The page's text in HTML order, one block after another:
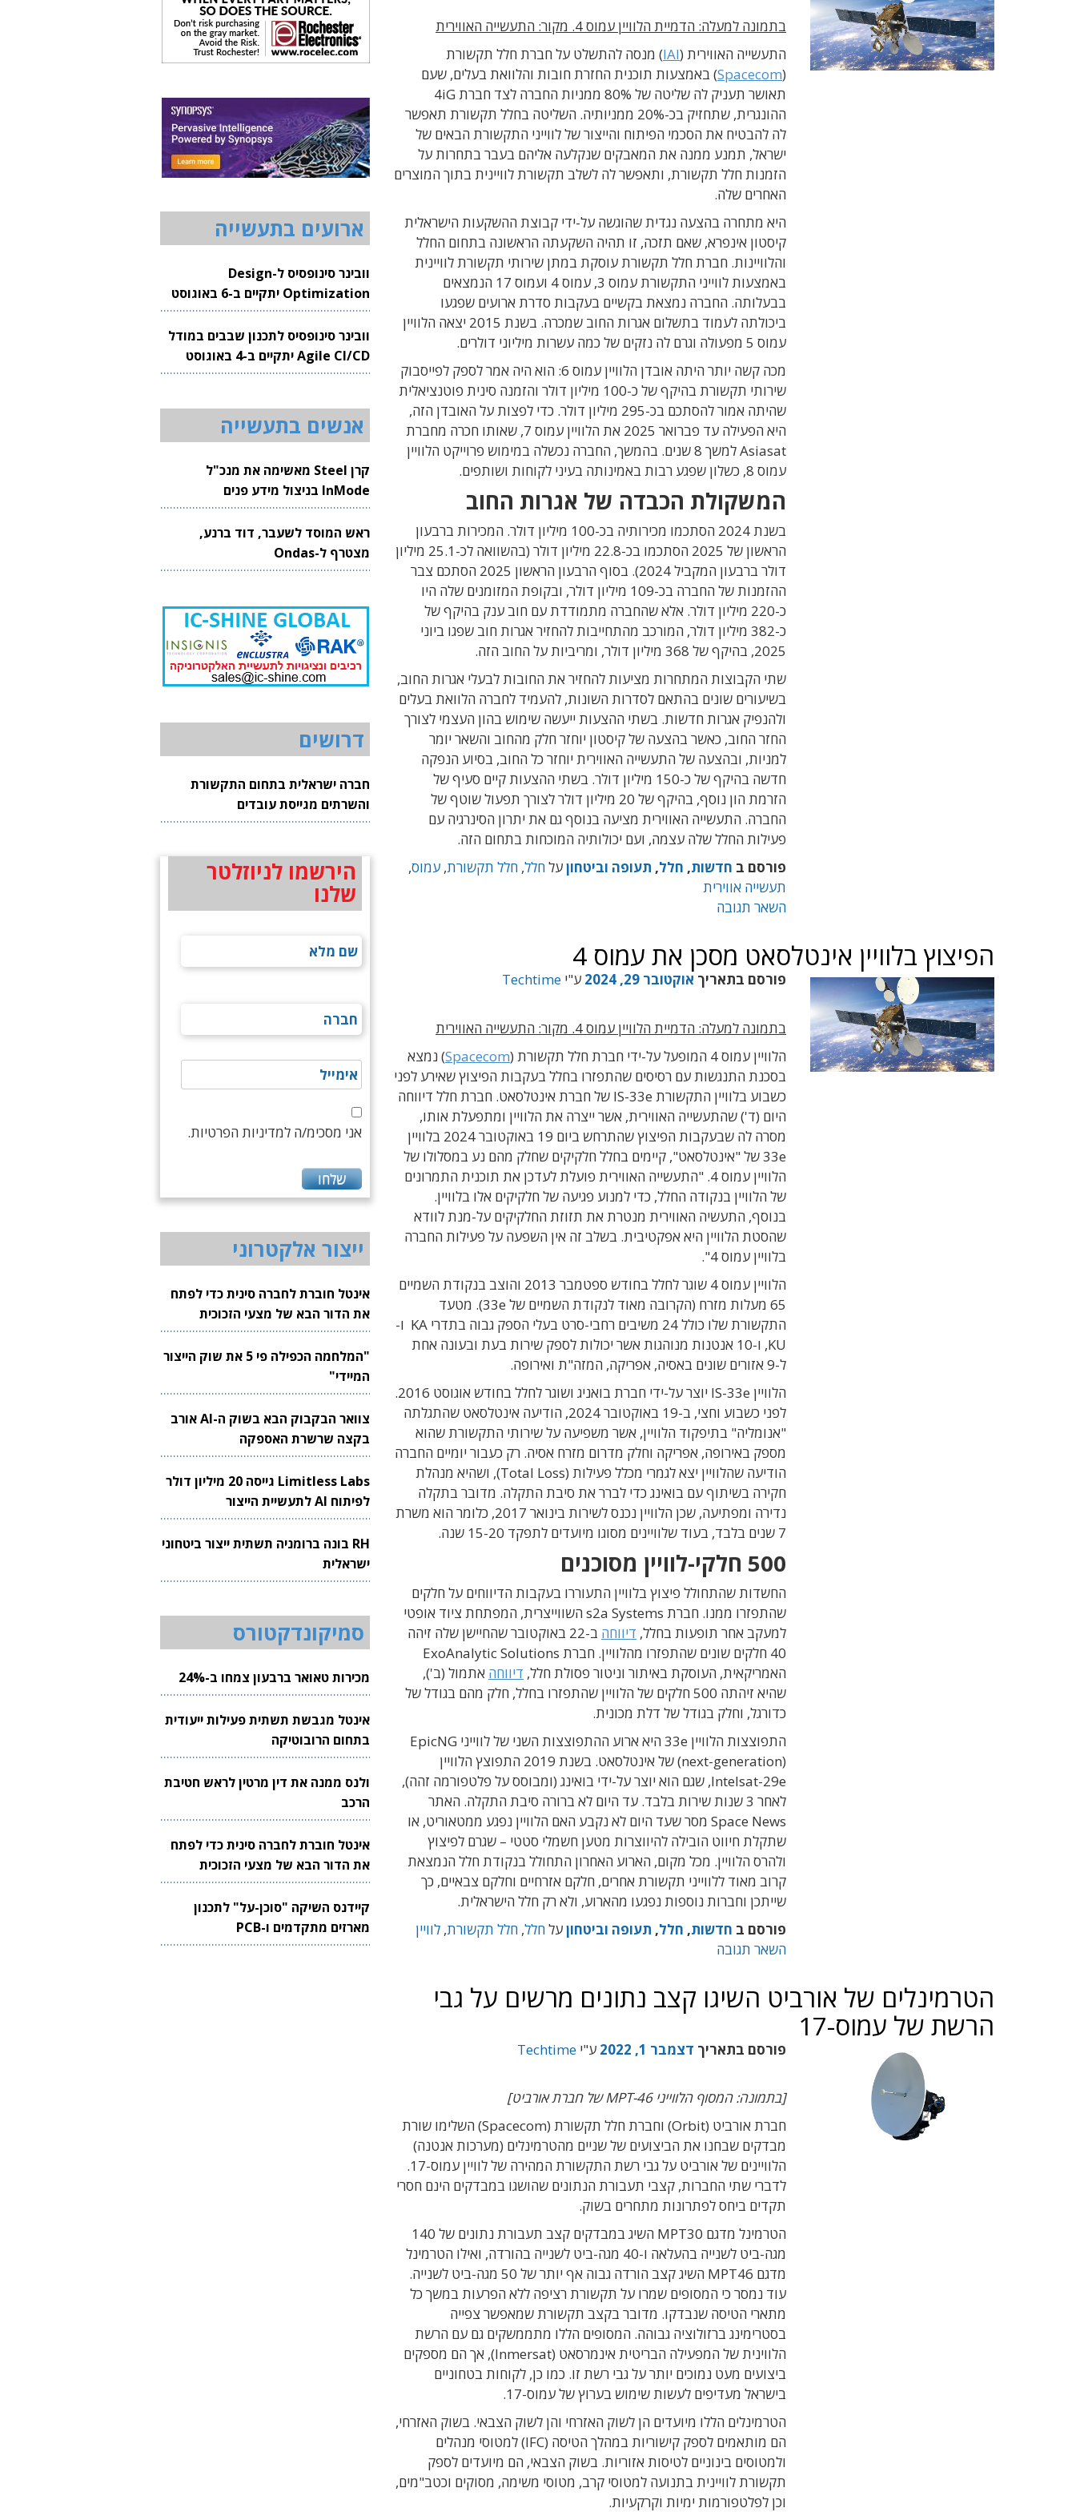
בתמונה למעלה: הדמיית הלוויין עמוס 4. מקור: התעשייה האווירית
התעשייה האווירית (IAI) מנסה להתשלט על חברת חלל תקשורת
(
Spacecom) באמצעות תוכנית החזרת חובות והלוואת בעלים, שעם
תאושר תעניק לה שליטה של 80% ממניות החברה לצד חברת 4iG
ההונגרית, שתחזיק בכ-20% ממניותיה. השליטה בחלל תקשורת תאפשר
לה להבטיח את הסכמי הפיתוח והייצור של לווייני התקשורת הבאים של
ישראל, תמנע ממנה את המאבקים שנקלעה אליהם בעבר בתחרות על
הזמנות חלל תקשורת, ותאפשר לה לשלב תקשורת לוויינית בתוך המוצרים
האחרים שלה.
היא מתחרה בהצעה נגדית שהוגשה על-ידי קבוצת ההשקעות הישראלית
קיסטון אינפרא, שאם תזכה, זו תהיה השקעתה הראשונה בתחום החלל
והלוויינות. חברת חלל תקשורת עוסקת במתן שירותי תקשורת לוויינית
באמצעות לווייני התקשורת עמוס 3, עמוס 4 ועמוס 17 הנמצאים
בבעלותה. החברה נמצאת בקשיים בעקבות סדרת ארועים שפגעו
ביכולתה לעמוד בתשלום אגרות החוב שמכרה. בשנת 2015 יצאה הלוויין
עמוס 5 מפעולה וגרם לה נזקים של כמה עשרות מיליוני דולרים.
מכה קשה יותר היתה אובדן הלוויין עמוס 6: הוא היה אמר לספק לפייסבוק
שירותי תקשורת בהיקף של כ-100 מיליון דולר והזמנה סינית פוטנציאלית
שהיתה אמור להסתכם בכ-295 מיליון דולר. כדי לפצות על האובדן הזה,
היא הפעילה עד פברואר 2025 את הלוויין עמוס 7, שאותו חכרה מחברת
Asiasat למשך 8 שנים. בהמשך, החברה נכשלה במימוש פרוייקט הלוויין
עמוס 8, כשלון שפגע רבות באמינותה בעיני לקוחות ושותפים.
המשקולת הכבדה של אגרות החוב
בשנת 2024 הסתכמו מכירותיה בכ-100 מיליון דולר. המכירות ברבעון
הראשון של 2025 הסתכמו בכ-22.8 מיליון דולר (בהשוואה לכ-25.1 מיליון
דולר ברבעון המקביל 2024). בסוף הרבעון הראשון 2025 הסתכם צבר
ההזמנות של החברה בכ-109 מיליון דולר, ובקופת המזומנים שלה היו
כ-220 מיליון דולר. אלא שהחברה מתמודדת עם חוב ענק בהיקף של
כ-382 מיליון דולר, המורכב מהתחייבות להחזיר אגרות חוב שפגו ביוני
2025, בהיקף של 368 מיליון דולר, ומריביות על החוב הזה.
שתי הקבוצות המתחרות מציעות להחזיר את החובות לבעלי אגרות החוב,
בשיעורים שונים בהתאם לסדרות השונות, להעמיד לחברה הלוואת בעלים
ולהנפיק אגרות חדשות. בשתי ההצעות ייעשה שימוש בהון העצמי לצורך
החזר החוב, כאשר בהצעה של קיסטון יוחזר חלק מהחוב והשאר יומר
למניות, ובהצעה של התעשייה האווירית יוחזר כל החוב, בסיוע הנפקה
חדשה בהיקף של כ-150 מיליון דולר. בשתי ההצעות קיים סעיף של
הזרמת הון נוסף, בהיקף של 20 מיליון דולר לצורך תפעול שוטף של
החברה. התעשייה האווירית מציעה בנוסף גם את יתרון הסינרגיה עם
פעילות החלל שלה עצמה, ועם יכולותיה המוכחות בתחום הזה.
פורסם ב חדשות, חלל, תעופה וביטחוןעלחלל, חלל תקשורת, עמוס,
תעשייה אווירית
השאר תגובה
הפיצוץ בלוויין אינטלסאט מסכן את עמוס 4
פורסם בתאריך אוקטובר 29, 2024 ע"י Techtime
בתמונה למעלה: הדמיית הלוויין עמוס 4. מקור: התעשייה האווירית
הלוויין עמוס 4 המופעל על-ידי חברת חלל תקשורת (
Spacecom) נמצא
בסכנת התנגשות עם רסיסים שהתפזרו בחלל בעקבות הפיצוץ שאירע לפני
כשבוע בלוויין התקשורת IS-33e של חברת אינטלסאט. חברת חלל דיווחה
היום (ד') שהתעשייה האווירית, אשר ייצרה את הלוויין ומתפעלת אותו,
מסרה לה שבעקבות הפיצוץ שהתרחש ביום 19 באוקטובר 2024 בלוויין
33e של "אינטלסאט", קיימים בחלל חלקיקים שחלק מהם נע במסלולו של
הלוויין עמוס 4. "התעשייה האווירית פועלת לעדכן את תוכנית התמרונים
של הלוויין בנקודה החלל, כדי למנוע פגיעה של חלקיקים אלו בלוויין.
בנוסף, התעשיה האווירית מנטרת את תזוזת החלקיקים על-מנת לוודא
שהסטת הלוויין היא אפקטיבית. בשלב זה אין השפעה על פעילות החברה
בלוויין עמוס 4".
הלוויין עמוס 4 שוגר לחלל בחודש ספטמבר 2013 והוצב בנקודת השמיים
65 מעלות מזרח (הקרובה מאוד לנקודת השמיים של 33e). מטעד
התקשורת שלו כולל 24 משיבים רחבי-סרט בעלי הספק גבוה בתדרי KA ו-
KU, ו-10 אנטנות מנוהגות אשר יכולות לספק שירות בעת ובעונה אחת
ל-9 אזורים שונים באסיה, אפריקה, המזה"ת ואירופה.
הלוויין IS-33e יוצר על-ידי חברת בואניג ושוגר לחלל בחודש אוגוסט 2016.
לפני כשבוע וחצי, ב-19 באוקטובר 2024, הודיעה אינטלסאט שהתגלתה
"אנומליה" בתיפקוד הלוויין, אשר משפיעה על שירותי התקשורת שהוא
מספק באירופה, אפריקה וחלק מדרום מזרח אסיה. רק כעבור יומיים החברה
הודיעה שהלוויין יצא לגמרי מכלל פעילות (Total Loss), ושהיא מנהלת
חקירה בשיתוף עם בואינג כדי לברר את סיבת התקלה. מדובר בתקלה
נדירה ומפתיעה, שכן הלוויין נכנס לשירות בינואר 2017, כלומר הוא משרת
7 שנים בלבד, בעוד שלוויינים מסוגו מיועדים לתפקד 15-20 שנה.
500 חלקי-לוויין מסוכנים
החשדות שהתחולל פיצוץ בלוויין התעוררו בעקבות הדיווחים על חלקים
שהתפזרו ממנו. חברת s2a Systems השווייצרית, המפתחת ציוד אופטי
למעקב אחר תופעות בחלל, דיווחה
ב-22 באוקטובר שהחיישן שלה זיהה
40 חלקים שונים שהתפזרו מהלוויין. חברת ExoAnalytic Solutions
האמריקאית, העוסקת באיתור וניטור פסולת חלל, דיווחה אתמול (ב'),
שהיא זיהתה 500 חלקים של הלוויין שהתפזרו בחלל, חלק מהם בגודל של
כדורגל, וחלק בגודל של דלת מכונית.
התפוצצות הלוויין 33e היא ארוע ההתפוצצות השני של לווייני EpicNG
(next-generation) של אינטלסאט. בשנת 2019 התפוצץ הלוויין
Intelsat-29e, שגם הוא יוצר על-ידי בואינג (ומבוסס על פלטפורמה זהה),
לאחר 3 שנות שירות בלבד. עד היום לא ברורה סיבת התקלה. האתר
Space News מסר שעד היום לא נקבע האם הלוויין נפגע ממטאוריט, או
שתקלת חיווט הובילה להיווצרות מטען חשמלי סטטי – שגרם לפיצוץ
ולהרס הלוויין. מכל מקום, הארוע האחרון התחולל בנקודת חלל הנמצאת
קרוב מאוד ללווייני תקשורת אחרים, חלקם אזרחיים וחלקם צבאיים, כך
שייתכן וחברות נוספות נפגעו מהארוע, ולא רק חלל הישראלית.
פורסם ב חדשות, חלל, תעופה וביטחוןעלחלל, חלל תקשורת, לוויין
השאר תגובה
הטרמינלים של אורביט השיגו קצב נתונים מרשים על גבי
הרשת של עמוס-17
פורסם בתאריך דצמבר 1, 2022 ע"י Techtime
[בתמונה: המסוף הלווייני MPT-46 של חברת אורביט]
חברת אורביט (Orbit) וחברת חלל תקשורת (Spacecom) השלימו שורת
מבדקים שבחנו את הביצועים של שניים מהטרמינלים (מערכות אנטנה)
הלוויינים של אורביט על גבי רשת התקשורת המהירה של לוויין עמוס-17.
לדברי שתי החברות, קצבי תעבורת הנתונים שהושגו במבדקים הינם חסרי
תקדים ביחס לפתרונות מתחרים בשוק.
הטרמינל מדגם MPT30 השיג במבדקים קצב תעבורת נתונים של 140
מגה-ביט לשנייה בהעלאה ו-40 מגה-ביט לשנייה בהורדה, ואילו הטרמינל
מדגם MPT46 השיג קצב הורדה גבוה אף יותר של 50 מגה-ביט לשנייה.
עוד נמסר כי המסופים שמרו על תקשורת רציפה ללא הפרעות במשך כל
מתארי הטיסה שנבדקו. מדובר בקצב תקשורת שמאפשר צפייה
בסטרימינג ברזולוציה גבוהה. המסופים הללו מתממשקים גם עם הרשת
הלווינית של המפעילה הבריטית אינמרסאט (Inmersat), אך הם מספקים
ביצועים מעט נמוכים יותר על גבי רשת זו. כמו כן, לקוחות בטחוניים
בישראל מעדיפים לעשות שימוש בערוץ של עמוס-17.
הטרמינלים הללו מיועדים הן לשוק האזרחי והן לשוק הצבאי. בשוק האזרחי,
הם מותאמים לספק קישוריות במהלך הטיסה (IFC) למטוסי מנהלים
ולמטוסים בינוניים לטיסות אזוריות. בשוק הצבאי, הם מיועדים לספק
תקשורת לוויינית בתנועה למטוסי קרב, מטוסי משימה, מסוקים וכטב"מים,
וכן לפלטפורמות ימיות וקרקעיות.
ארועים בתעשייה
וובינר סינופסיס ל-Design
Optimization יתקיים ב-6 באוגוסט
2026
וובינר סינופסיס לתכנון שבבים במודל
Agile CI/CD יתקיים ב-4 באוגוסט
2026
אנשים בתעשייה
קרן Steel מאשימה את מנכ"ל
InMode בניצול מידע פנים
ראש המוסד לשעבר, דוד ברנע,
מצטרף ל-Ondas
דרושים
חברה ישראלית בתחום התקשורת
והשרתים מגייסת עובדים
הירשמו לניוזלטר
שלנו
אני מסכימ/ה למדיניות הפרטיות.
ייצור אלקטרוני
אינטל חוברת לחברה סינית כדי לפתח
את הדור הבא של מצעי הזכוכית
לשבבים
"המלחמה הכפילה פי 5 את שוק הייצור
המיידי"
צוואר הבקבוק הבא בשוק ה-AI אורב
בקצה שרשרת האספקה
Limitless Labs גייסה 20 מיליון דולר
לפיתוח AI לתעשיית הייצור
RH בונה ברומניה תשתית ייצור ביטחוני
ישראלית
סמיקונדקטורס
מכירות טאואר ברבעון צמחו ב-24%
אינטל מגבשת תשתית פעילות ייעודית
בתחום הרובוטיקה
ולנס ממנה את דין מרטין לראש חטיבת
הרכב
אינטל חוברת לחברה סינית כדי לפתח
את הדור הבא של מצעי הזכוכית
לשבבים
קיידנס השיקה "סוכן-על" לתכנון
מארזים מתקדמים ו-PCB